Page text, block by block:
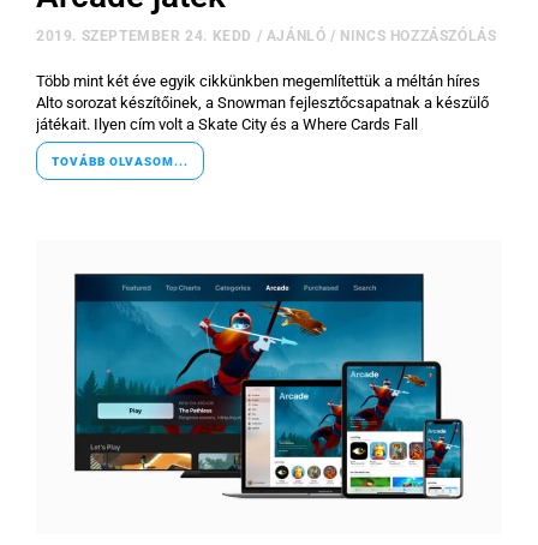
2019. SZEPTEMBER 24. KEDD / AJÁNLÓ / NINCS HOZZÁSZÓLÁS
Több mint két éve egyik cikkünkben megemlítettük a méltán híres
Alto sorozat készítőinek, a Snowman fejlesztőcsapatnak a készülő
játékait. Ilyen cím volt a Skate City és a Where Cards Fall
TOVÁBB OLVASOM...